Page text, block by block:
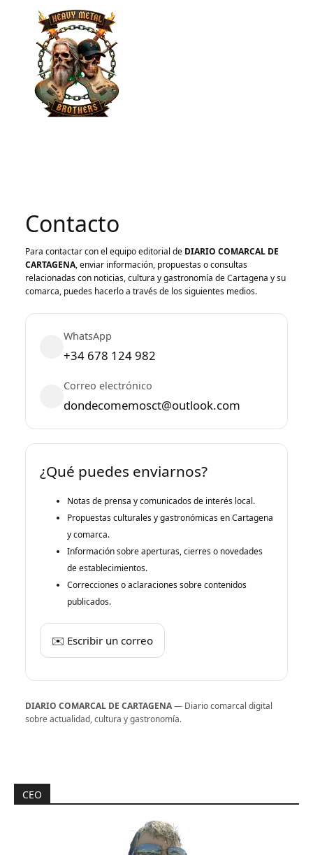
Contacto
Para contactar con el equipo editorial de DIARIO COMARCAL DE
CARTAGENA, enviar información, propuestas o consultas
relacionadas con noticias, cultura y gastronomía de Cartagena y su
comarca, puedes hacerlo a través de los siguientes medios.
WhatsApp
+34 678 124 982
Correo electrónico
dondecomemosct@outlook.com
¿Qué puedes enviarnos?
Notas de prensa y comunicados de interés local.
Propuestas culturales y gastronómicas en Cartagena
y comarca.
Información sobre aperturas, cierres o novedades
de establecimientos.
Correcciones o aclaraciones sobre contenidos
publicados.
✉️ Escribir un correo
DIARIO COMARCAL DE CARTAGENA— Diario comarcal digital
sobre actualidad, cultura y gastronomía.
CEO